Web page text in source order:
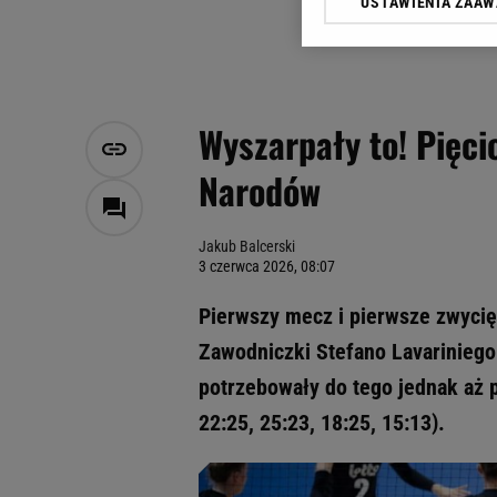
Wyszarpały to!
Narodów
Jakub Balcerski
3 czerwca 2026, 08:07
Pierwszy mecz i pierwsze
Zawodniczki Stefano
potrzebowały do tego jednak
22:25, 25:23, 18:25, 15:13).
Klikając „Akceptuję”
Zaufanych Partnerów i
My, nasi Zaufani
Użycie dokładnych